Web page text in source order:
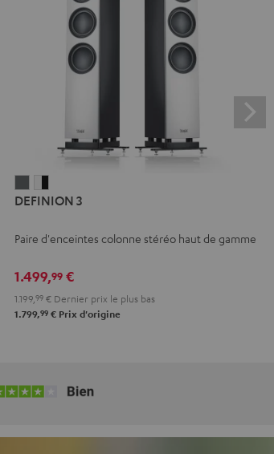
3
3
/
DEFINION 3
Paire d'enceintes colonne stéréo haut de gamme
1.499,99€
1.199, 99€Dernier prix le plus bas
1.799,99€Prix d'origine